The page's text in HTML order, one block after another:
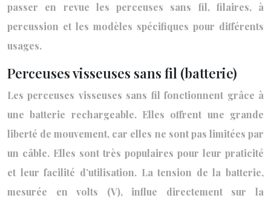
passer en revue les perceuses sans fil, filaires, à
percussion et les modèles spécifiques pour différents
usages.
Perceuses visseuses sans fil (batterie)
Les perceuses visseuses sans fil fonctionnent grâce à
une batterie rechargeable. Elles offrent une grande
liberté de mouvement, car elles ne sont pas limitées par
un câble. Elles sont très populaires pour leur praticité
et leur facilité d’utilisation. La tension de la batterie,
mesurée en volts (V), influe directement sur la